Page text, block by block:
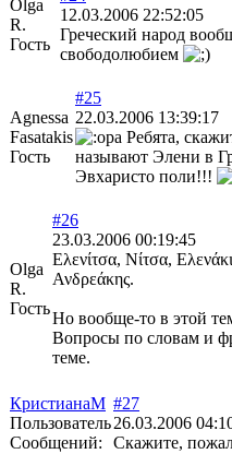
Olga
R.
Гость
12.03.2006 22:52:05
Греческий народ
свободолюбием
Agnessa
Fasatakis
Гость
#25
22.03.2006 13:39:17
Ребята,
называют Элени в
Эвхаристо поли!!!
Olga
R.
Гость
#26
23.03.2006 00:19:45
Ελενίτσα, Νίτσα,
Ανδρεάκης.
Но вообще-то в этой
Вопросы по словам и
теме.
КристианаМ
Пользователь
Сообщений:
#27
26.03.2006
Скажите,